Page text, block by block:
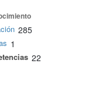
285
1
22